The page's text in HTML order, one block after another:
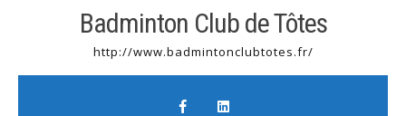
Badminton Club de Tôtes
http://www.badmintonclubtotes.fr/